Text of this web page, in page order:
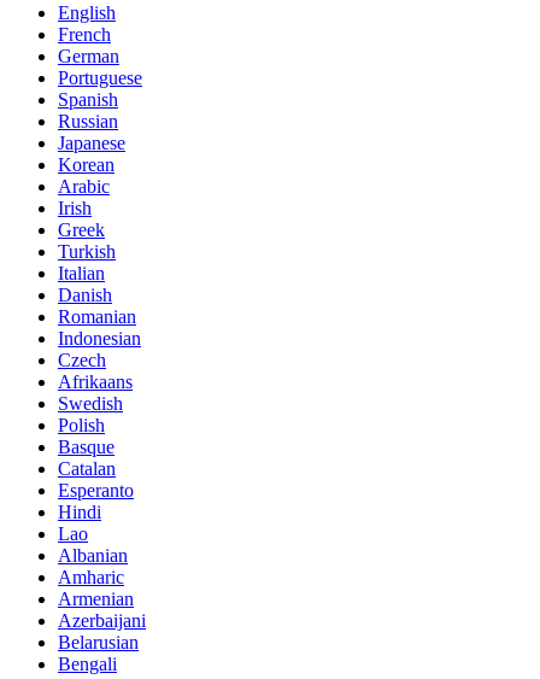
English
French
German
Portuguese
Spanish
Russian
Japanese
Korean
Arabic
Irish
Greek
Turkish
Italian
Danish
Romanian
Indonesian
Czech
Afrikaans
Swedish
Polish
Basque
Catalan
Esperanto
Hindi
Lao
Albanian
Amharic
Armenian
Azerbaijani
Belarusian
Bengali